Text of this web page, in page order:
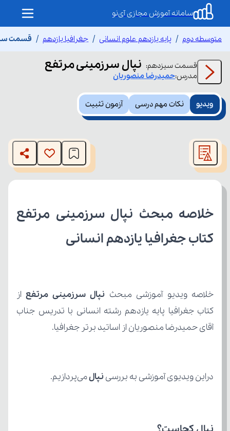
سامانه آموزش مجازی آی‌نو
متوسطه دوم پایه یازدهم علوم انسانی جغرافیا یازدهم قسمت
قسمت سیزدهم: نپال سرزمینی مرتفع
مدرس:حمیدرضامنصوریان
ویدیو نکات مهم درسی آزمون تثبیت
modal
window.
The media could not be loaded, either because the server
or network failed or because the format is not supported.
کتاب جغرافیا یازدهم انسانی
خلاصه ویدیو آموزشی مبحث نپال سرزمینی مرتفع
آقای حمیدرضا منصوریان از اساتید برتر جغرافیا.
دراین ویدیوی آموزشی به بررسی نپال می‌پردازیم.